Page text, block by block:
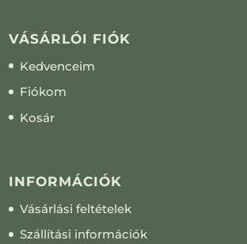
VÁSÁRLÓI FIÓK
Kedvenceim
Fiókom
Kosár
INFORMÁCIÓK
Vásárlási feltételek
Szállítási információk